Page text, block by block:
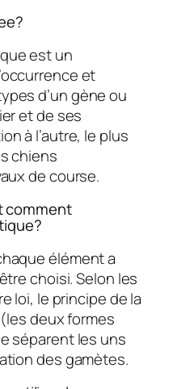
est un
et
d’un gène ou
et de ses
à l’autre, le plus
chiens
de course.
comment
élément a
choisi. Selon les
loi, le principe de la
deux formes
séparent les uns
des gamètes.